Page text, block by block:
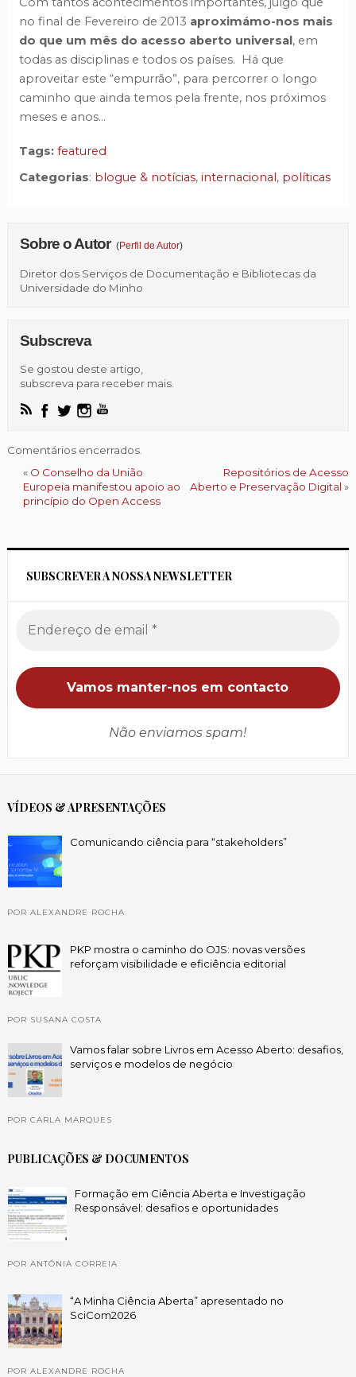
no final de Fevereiro de 2013 aproximámo-nos mais
do que um mês do acesso aberto universal, em
todas as disciplinas e todos os países. Há que
aproveitar este “empurrão”, para percorrer o longo
caminho que ainda temos pela frente, nos próximos
meses e anos…
Tags: featured
Categorias: blogue & notícias, internacional, políticas
Sobre o Autor (Perfil de Autor)
Diretor dos Serviços de Documentação e Bibliotecas da
Universidade do Minho
Subscreva
Se gostou deste artigo,
subscreva para receber mais.
Comentários encerrados.
« O Conselho da União
Europeia manifestou apoio ao
princípio do Open Access
Repositórios de Acesso
Aberto e Preservação Digital »
SUBSCREVER A NOSSA NEWSLETTER
Não enviamos spam!
VÍDEOS & APRESENTAÇÕES
Comunicando ciência para “stakeholders”
POR ALEXANDRE ROCHA
PKP mostra o caminho do OJS: novas versões
reforçam visibilidade e eficiência editorial
POR SUSANA COSTA
Vamos falar sobre Livros em Acesso Aberto: desafios,
serviços e modelos de negócio
POR CARLA MARQUES
PUBLICAÇÕES & DOCUMENTOS
Formação em Ciência Aberta e Investigação
Responsável: desafios e oportunidades
POR ANTÓNIA CORREIA
“A Minha Ciência Aberta” apresentado no
SciCom2026
POR ALEXANDRE ROCHA